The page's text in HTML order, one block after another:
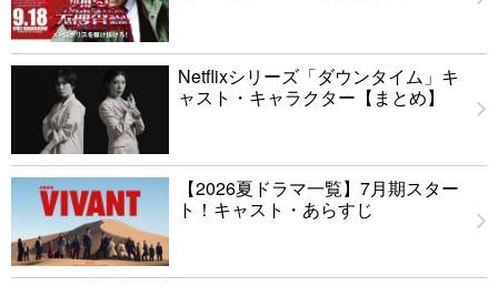
Netflixシリーズ「ダウンタイム」キ
ャスト・キャラクター【まとめ】
【2026夏ドラマ一覧】7月期スター
ト！キャスト・あらすじ